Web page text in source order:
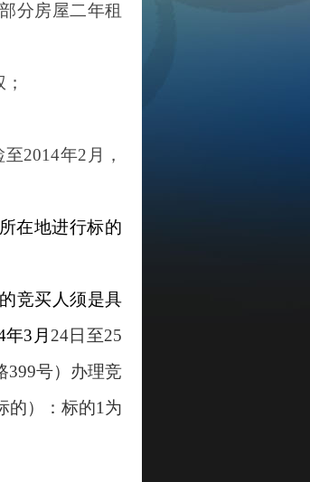
分房屋二年租
2014年2月，
在地进行标的
竞买人须是具
年3 月 24日至25
399号）办理竞
）
： 标的1为